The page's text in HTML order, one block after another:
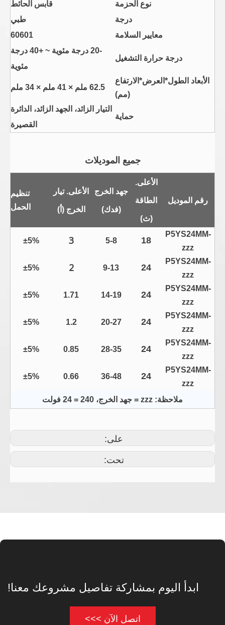
نوع الحزمة
قابس الحائط
درجة
طبي
معايير السلامة
60601
درجة حرارة التشغيل
-20 درجة مئوية ~ +40 درجة
مئوية
الأبعاد الطول*العرض*الارتفاع
(مم)
62.5 ملم × 41 ملم × 34 ملم
حماية
التيار الزائد، الجهد الزائد، الدائرة
القصيرة
جميع الموديلات
رقم الموديل
الأعلى.
الطاقة
(ث)
جهد الخرج
(فدك)
الأعلى. تيار
الخرج (أ)
تنظيم
الحمل
P5YS24MM-
zzz
18
5-8
3
±5%
P5YS24MM-
zzz
24
9-13
2
±5%
P5YS24MM-
zzz
24
14-19
1.71
±5%
P5YS24MM-
zzz
24
20-27
1.2
±5%
P5YS24MM-
zzz
24
28-35
0.85
±5%
P5YS24MM-
zzz
24
36-48
0.66
±5%
ملاحظة: zzz = جهد الخرج، 240 = 24 فولت
على:
تحت:
ابدأ اليوم بمشاركة تفاصيل مشروعك معنا!
اتصل الآن >>>